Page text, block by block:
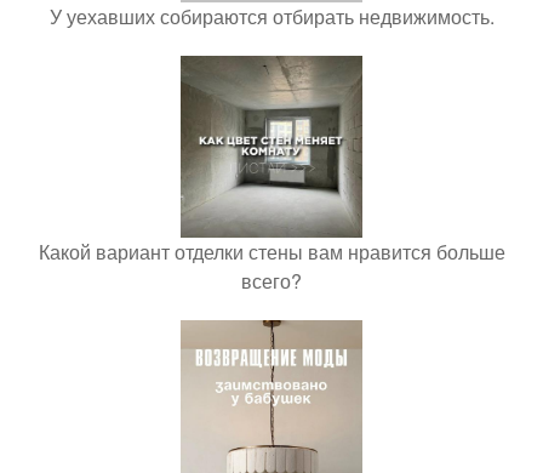
У уехавших собираются отбирать недвижимость.
Какой вариант отделки стены вам нравится больше
всего?